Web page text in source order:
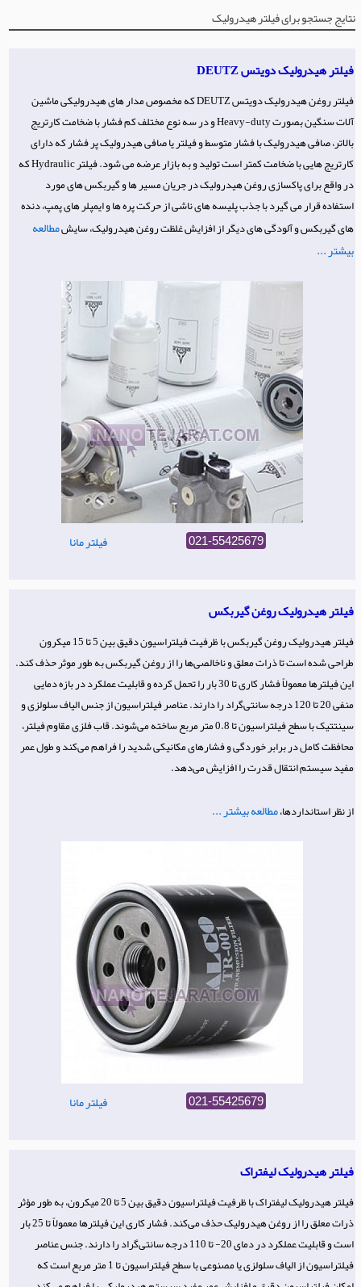
نتایج جستجو برای فیلتر هیدرولیک
فیلتر هیدرولیک دویتس DEUTZ
فیلتر روغن هیدرولیک دویتس DEUTZ که مخصوص مدار های هیدرولیکی ماشین
آلات سنگین بصورت Heavy-duty و در سه نوع مختلف کم فشار با ضخامت کارتریج
بالاتر، صافی هیدرولیک با فشار متوسط و فیلتر یا صافی هیدرولیک پر فشار که دارای
کارتریج هایی با ضخامت کمتر است تولید و به بازار عرضه می شود. فیلتر Hydraulic که
در واقع برای پاکسازی روغن هیدرولیک در جریان مسیر ها و گیربکس های مورد
استفاده قرار می گیرد با جذب پلیسه های ناشی از حرکت پره ها و ایمپلر های پمپ، دنده
های گیربکس و آلودگی های دیگر از افزایش غلظت روغن هیدرولیک، سایشمطالعه
بیشتر ...
فیلتر مانا 021-55425679
فیلتر هیدرولیک روغن گیربکس
فیلتر هیدرولیک روغن گیربکس با ظرفیت فیلتراسیون دقیق بین 5 تا 15 میکرون
طراحی شده است تا ذرات معلق و ناخالصی‌ها را از روغن گیربکس به طور موثر حذف کند.
این فیلترها معمولاً فشار کاری تا 30 بار را تحمل کرده و قابلیت عملکرد در بازه دمایی
منفی 20 تا 120 درجه سانتی‌گراد را دارند. عناصر فیلتراسیون از جنس الیاف سلولزی و
سینتتیک با سطح فیلتراسیون تا 0.8 متر مربع ساخته می‌شوند. قاب فلزی مقاوم فیلتر،
محافظت کامل در برابر خوردگی و فشارهای مکانیکی شدید را فراهم می‌کند و طول عمر
مفید سیستم انتقال قدرت را افزایش می‌دهد.
از نظر استانداردها،مطالعه بیشتر ...
فیلتر مانا 021-55425679
فیلتر هیدرولیک لیفتراک
فیلتر هیدرولیک لیفتراک با ظرفیت فیلتراسیون دقیق بین 5 تا 20 میکرون، به طور مؤثر
ذرات معلق را از روغن هیدرولیک حذف می‌کند. فشار کاری این فیلترها معمولاً تا 25 بار
است و قابلیت عملکرد در دمای 20- تا 110 درجه سانتی‌گراد را دارند. جنس عناصر
فیلتراسیون از الیاف سلولزی یا مصنوعی با سطح فیلتراسیون تا 1 متر مربع است که